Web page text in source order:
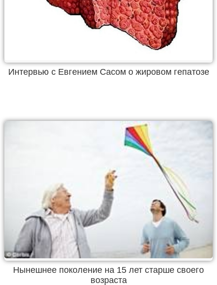
Интервью с Евгением Сасом о жировом гепатозе
Нынешнее поколение на 15 лет старше своего
возраста